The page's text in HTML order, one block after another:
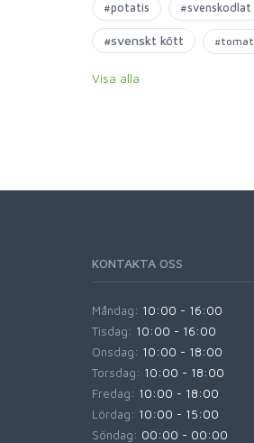
#potatis #svenskodlat
#svenskt kött #tomat
Visa alla
KONTAKTA OSS
Måndag: 10:00 - 16:00
Tisdag: 10:00 - 16:00
Onsdag: 10:00 - 18:00
Torsdag: 10:00 - 18:00
Fredag: 10:00 - 18:00
Lördag: 10:00 - 15:00
Söndag: 00:00 - 00:00